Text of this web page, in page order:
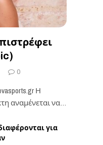
0
Η
αναμένεται να
για